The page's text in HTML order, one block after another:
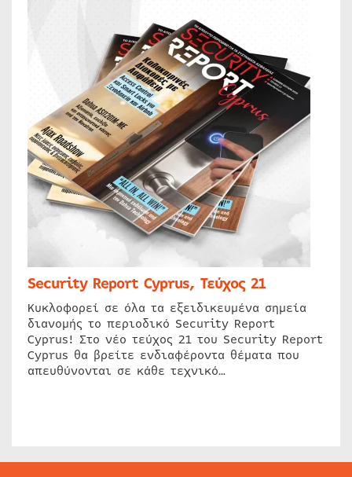
Security Report Cyprus, Τεύχος 21
Κυκλοφορεί σε όλα τα εξειδικευμένα σημεία
διανομής το περιοδικό Security Report
Cyprus! Στο νέο τεύχος 21 του Security Report
Cyprus θα βρείτε ενδιαφέροντα θέματα που
απευθύνονται σε κάθε τεχνικό…